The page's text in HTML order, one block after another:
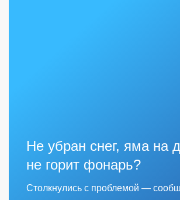
Не убран снег, яма на
не горит фонарь?
Столкнулись с проблемой —